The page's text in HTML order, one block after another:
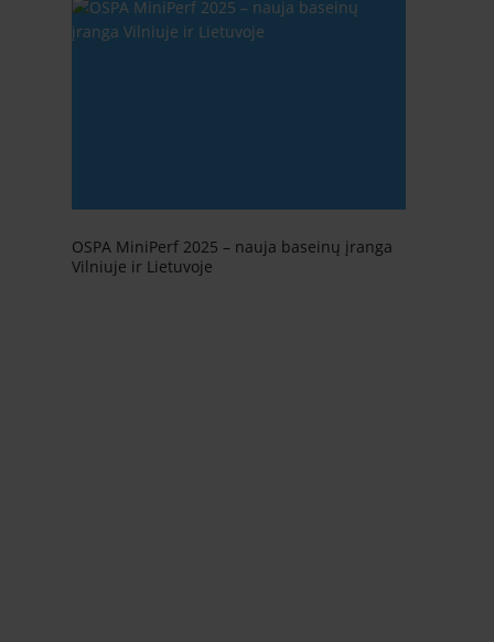
OSPA MiniPerf 2025 – nauja baseinų įranga
Vilniuje ir Lietuvoje